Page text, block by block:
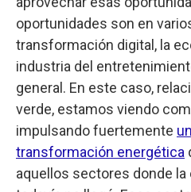
oportunidades son en
transformación digital, la
industria del
general. En este caso,
verde, estamos viendo
impulsando fuertemente
transformación energética
aquellos sectores donde la